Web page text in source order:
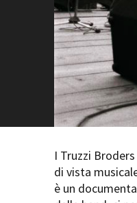
Servizi generali
Location scouting
Spazi nella sede FCTP
Sala Casting
Sala Paolo Tenna
FILM FUNDS
Piemonte Film Tv
Piemonte Doc Film Fund
Short Film Fund
I Truzzi
di vista
è un